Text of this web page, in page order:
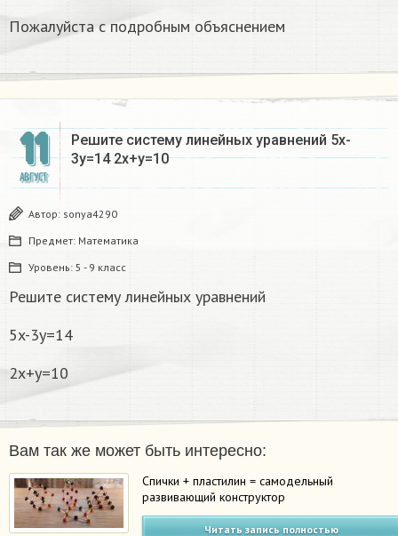
Пожалуйста с подробным объяснением
11
АВГУСТ
Решите систему линейных уравнений 5x-
3y=14 2x+y=10
Автор: sonya4290
Предмет: Математика
Уровень: 5 - 9 класс
Решите систему линейных уравнений
5x-3y=14
2x+y=10
Вам так же может быть интересно:
Спички + пластилин = самодельный
развивающий конструктор
Читать запись полностью